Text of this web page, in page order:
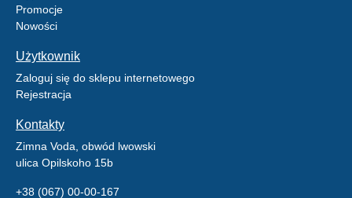
Promocje
Nowości
Użytkownik
Zaloguj się do sklepu internetowego
Rejestracja
Kontakty
Zimna Voda, obwód lwowski
ulica Opilskoho 15b
+38 (067) 00-00-167